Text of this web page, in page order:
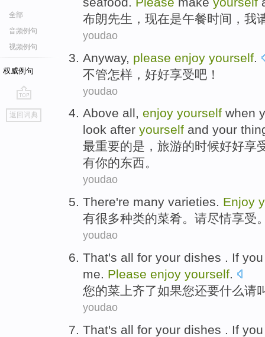
全部
音频例句
视频例句
权威例句
go
top
返回词典
布朗先生， 现在是午餐时间 ， 我
youdao
Anyway, please enjoy yourself
不管怎样 ， 好好享受吧！
youdao
Above all, enjoy yourself when
look after yourself and your
最重要的是 ， 旅游的时候好好享
有你的东西。
youdao
There're many varieties. Enjoy
有很多种类的菜肴。请尽情享受
youdao
That's all for your dishes . If you
me. Please enjoy yourself.
您的菜上齐了如果您还要什么请
youdao
That's all for your dishes . If you